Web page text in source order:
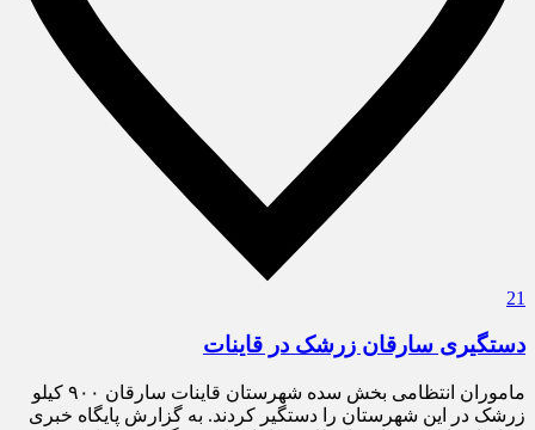
21
دستگیری سارقان زرشک در قاینات
ماموران انتظامی بخش سده شهرستان قاینات سارقان ۹۰۰ کیلو
زرشک در این شهرستان را دستگیر کردند. به گزارش پایگاه خبری